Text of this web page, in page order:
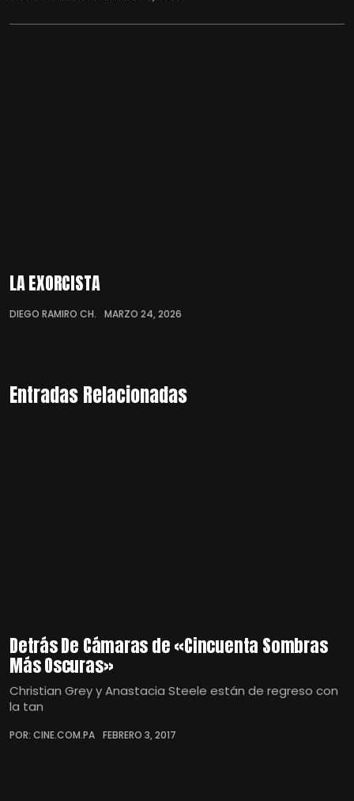
LA EXORCISTA
DIEGO RAMIRO CH. MARZO 24, 2026
Entradas Relacionadas
Detrás De Cámaras de «Cincuenta Sombras
Más Oscuras»
Christian Grey y Anastacia Steele están de regreso con
la tan
POR: CINE.COM.PA FEBRERO 3, 2017